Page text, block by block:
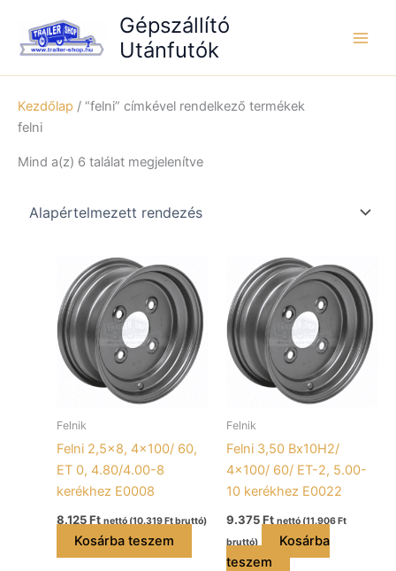
content
Gépszállító
Utánfutók
Kezdőlap / “felni” címkével rendelkező termékek
felni
Mind a(z) 6 találat megjelenítve
Felnik
Felni 2,5×8, 4×100/ 60,
ET 0, 4.80/4.00-8
kerékhez E0008
8.125Ft nettó (10.319Ftbruttó)
Kosárba teszem
Felnik
Felni 3,50 Bx10H2/
4×100/ 60/ ET-2, 5.00-
10 kerékhez E0022
9.375Ft nettó (11.906Ft
bruttó)
Kosárba
teszem